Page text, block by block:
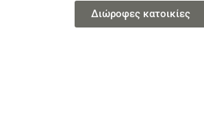
Διώροφες κατοικίες